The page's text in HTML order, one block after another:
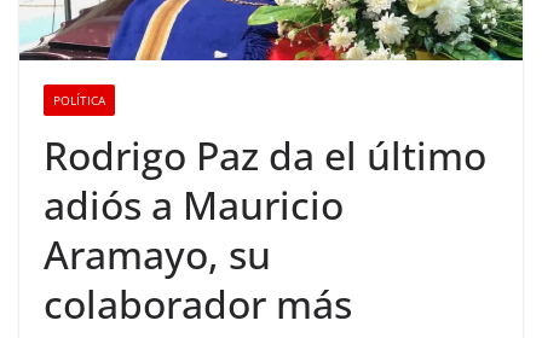
POLÍTICA
Rodrigo Paz da el último
adiós a Mauricio
Aramayo, su
colaborador más